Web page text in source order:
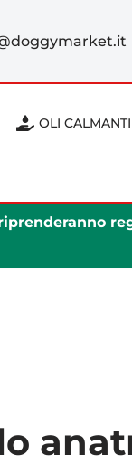
OLI CALMANTI